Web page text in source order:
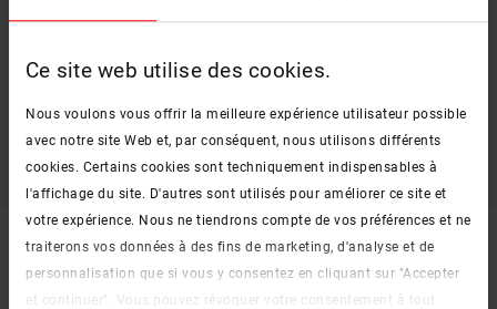
Ce site web utilise des cookies.
Nous voulons vous offrir la meilleure expérience utilisateur possible
avec notre site Web et, par conséquent, nous utilisons différents
cookies. Certains cookies sont techniquement indispensables à
l'affichage du site. D'autres sont utilisés pour améliorer ce site et
votre expérience. Nous ne tiendrons compte de vos préférences et ne
traiterons vos données à des fins de marketing, d'analyse et de
personnalisation que si vous y consentez en cliquant sur "Accepter
et continuer". Vous pouvez révoquer votre consentement à tout
les solutions standard peuvent être livrées en huit jours
de toit sur mesure et les solutions spéciales prennent entre
circonstances , nos délais de livraison peuvent être accélérés,
nous restons à votre écoute.